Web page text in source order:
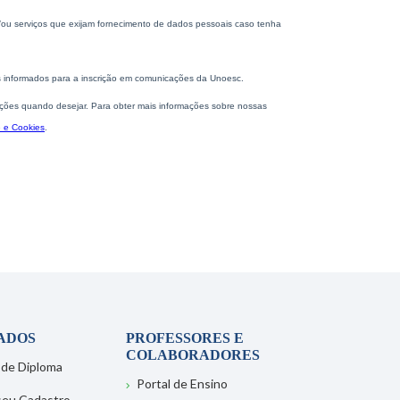
Diploma
PROFESSORES E
COLABORADORES
Portal de Ensino